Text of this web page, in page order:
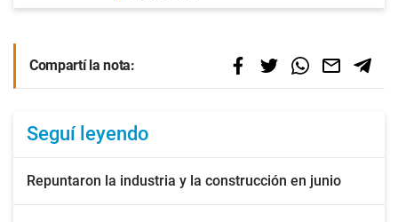
Compartí la nota:
Seguí leyendo
Repuntaron la industria y la construcción en junio